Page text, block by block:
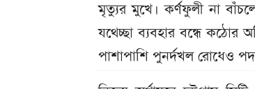
মৃত্যুর মুখে। কর্ণফুলী না
যথেচ্ছা ব্যবহার বন্ধে কঠোর
পাশাপাশি পুনর্দখল রোধেও